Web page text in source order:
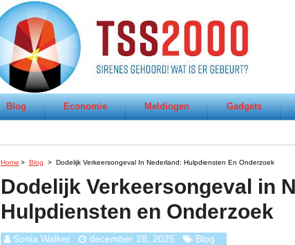
Blog Economie Meldingen Gadgets
Home > Blog > Dodelijk Verkeersongeval In Nederland: Hulpdiensten En Onderzoek
Dodelijk Verkeersongeval in
Hulpdiensten en Onderzoek
Sonia Walker december 28, 2025 Blog